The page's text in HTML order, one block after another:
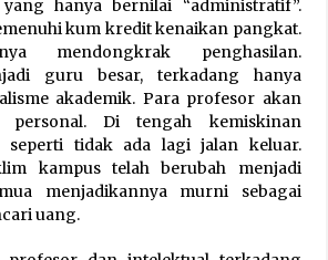
hanya bernilai “administratif”.
kum kredit kenaikan pangkat.
mendongkrak penghasilan.
guru besar, terkadang hanya
akademik. Para profesor akan
personal. Di tengah kemiskinan
seperti tidak ada lagi jalan keluar.
kampus telah berubah menjadi
menjadikannya murni sebagai
uang.